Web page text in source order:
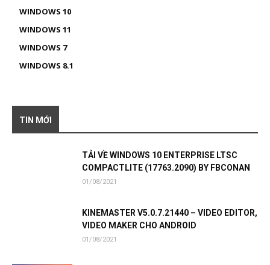
WINDOWS 10
WINDOWS 11
WINDOWS 7
WINDOWS 8.1
TIN MỚI
TẢI VỀ WINDOWS 10 ENTERPRISE LTSC
COMPACTLITE (17763.2090) BY FBCONAN
01/08/2021
KINEMASTER V5.0.7.21440 – VIDEO EDITOR,
VIDEO MAKER CHO ANDROID
01/08/2021